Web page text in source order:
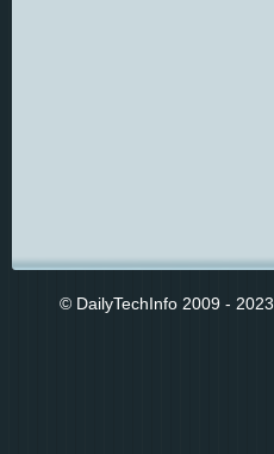
© DailyTechInfo 2009 - 2023